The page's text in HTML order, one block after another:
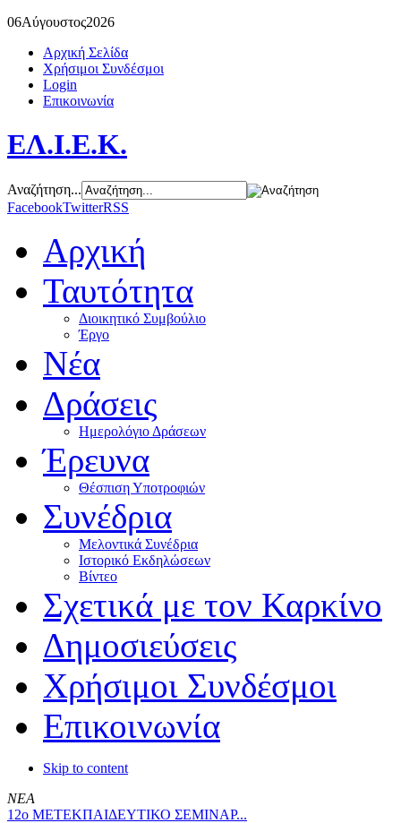
06Αύγουστος2026
Αρχική Σελίδα
Χρήσιμοι Συνδέσμοι
Login
Επικοινωνία
ΕΛ.Ι.Ε.Κ.
Αναζήτηση...
FacebookTwitterRSS
Αρχική
Ταυτότητα
Διοικητικό Συμβούλιο
Έργο
Νέα
Δράσεις
Ημερολόγιο Δράσεων
Έρευνα
Θέσπιση Υποτροφιών
Συνέδρια
Μελοντικά Συνέδρια
Ιστορικό Εκδηλώσεων
Βίντεο
Σχετικά με τον Καρκίνο
Δημοσιεύσεις
Χρήσιμοι Συνδέσμοι
Επικοινωνία
Skip to content
ΝΕΑ
12ο ΜΕΤΕΚΠΑΙΔΕΥΤΙΚΟ ΣΕΜΙΝΑΡ...